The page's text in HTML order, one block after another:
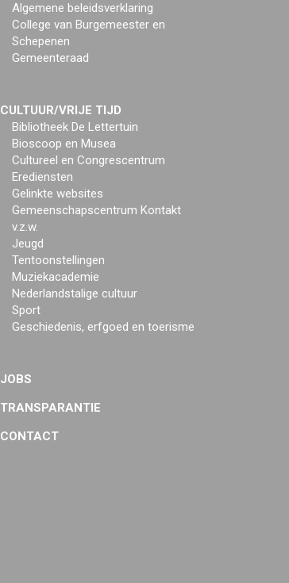
Algemene beleidsverklaring
College van Burgemeester en
Schepenen
Gemeenteraad
CULTUUR/VRIJE TIJD
Bibliotheek De Lettertuin
Bioscoop en Musea
Cultureel en Congrescentrum
Erediensten
Gelinkte websites
Gemeenschapscentrum Kontakt
v.z.w.
Jeugd
Tentoonstellingen
Muziekacademie
Nederlandstalige cultuur
Sport
Geschiedenis, erfgoed en toerisme
JOBS
TRANSPARANTIE
CONTACT